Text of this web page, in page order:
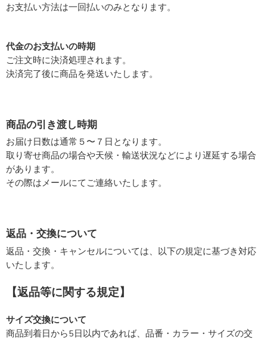
お支払い方法は一回払いのみとなります。
代金のお支払いの時期
ご注文時に決済処理されます。
決済完了後に商品を発送いたします。
商品の引き渡し時期
お届け日数は通常５〜７日となります。
取り寄せ商品の場合や天候・輸送状況などにより遅延する場合
があります。
その際はメールにてご連絡いたします。
返品・交換について
返品・交換・キャンセルについては、以下の規定に基づき対応
いたします。
【返品等に関する規定】
サイズ交換について
商品到着日から5日以内であれば、品番・カラー・サイズの交